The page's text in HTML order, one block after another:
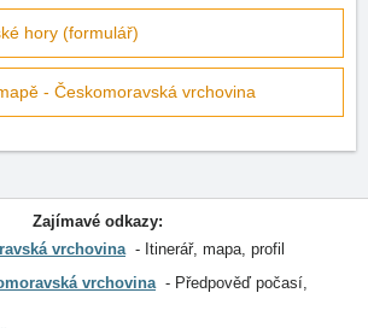
hory (formulář)
- Českomoravská vrchovina
Zajímavé odkazy:
vrchovina
Itinerář, mapa, profil
vrchovina
Předpověď počasí,